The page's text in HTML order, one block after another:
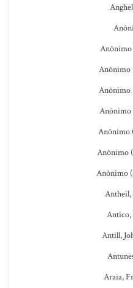
Anônimo
Anônimo
Anônimo
Anônimo
Anônimo
Anônimo
Anônimo
Antheil,
Antico,
Antill,
Araia,